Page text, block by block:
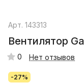
Арт. 143313
Вентилятор
0 Нет отзывов
-27%